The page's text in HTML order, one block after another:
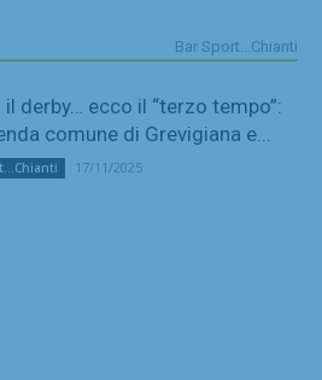
Bar Sport...Chianti
il derby… ecco il “terzo tempo”:
comune di Grevigiana e...
17/11/2025